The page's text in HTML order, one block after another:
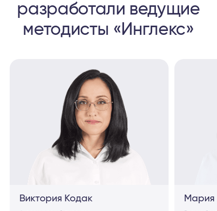
разработали ведущие
методисты «Инглекс»
Виктория Кодак Мария